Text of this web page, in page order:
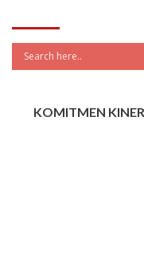
KOMITMEN